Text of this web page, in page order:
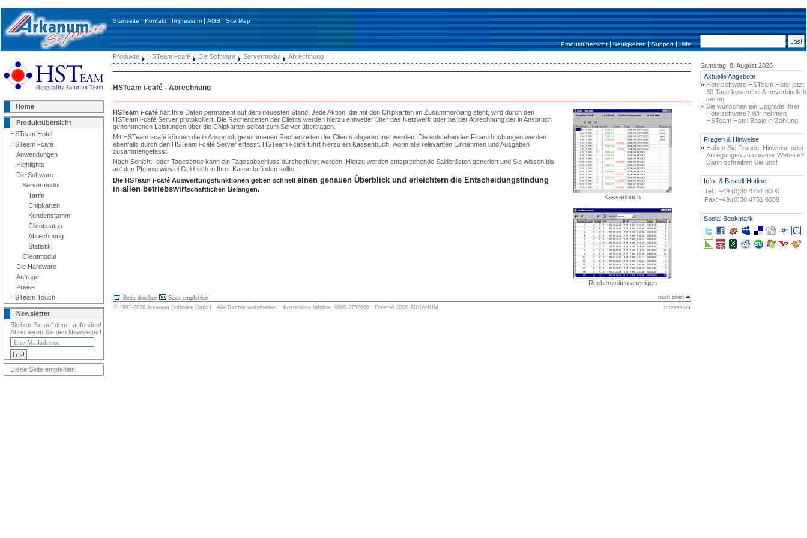
Startseite|Kontakt|Impressum|AGB|Site Map
Produktübersicht|Neuigkeiten|Support|Hilfe
Home
Produktübersicht
HSTeam Hotel
HSTeam i-café
Anwendungen
Highlights
Die Software
Servermodul
Tarife
Chipkarten
Kundenstamm
Clientstatus
Abrechnung
Statistik
Clientmodul
Die Hardware
Anfrage
Preise
HSTeam Touch
Newsletter
Bleiben Sie auf dem Laufenden!
Abbonieren Sie den Newsletter!
Diese Seite empfehlen!
Produkte HSTeam i-café Die Software Servermodul Abrechnung
HSTeam i-café - Abrechnung
HSTeam i-café hält Ihre Daten permanent auf dem neuesten Stand. Jede Aktion, die mit den Chipkarten im Zusammenhang steht, wird durch den
HSTeam i-café Server protokolliert. Die Rechenzeiten der Clients werden hierzu entweder über das Netzwerk oder bei der Abrechnung der in Anspruch
genommenen Leistungen über die Chipkarten selbst zum Server übertragen.
Mit HSTeam i-café können die in Anspruch genommenen Rechenzeiten der Clients abgerechnet werden. Die entstehenden Finanzbuchungen werden
ebenfalls durch den HSTeam i-café Server erfasst. HSTeam i-café führt hierzu ein Kassenbuch, worin alle relevanten Einnahmen und Ausgaben
zusammengefasst.
Nach Schicht- oder Tagesende kann ein Tagesabschluss durchgeführt werden. Hierzu werden entsprechende Saldenlisten generiert und Sie wissen bis
auf den Pfennig wieviel Geld sich in Ihrer Kasse befinden sollte.
Die HSTeam i-café Auswertungsfunktionen geben schnell einen genauen Überblick und erleichtern die Entscheidungsfindung
in allen betriebswirtschaftlichen Belangen.
Kassenbuch
Rechenzeiten anzeigen
Seite drucken Seite empfehlen
nach oben
© 1997-2026 Arkanum Software GmbH · Alle Rechte vorbehalten. · Kostenlose Infoline: 0800.2752686 · Freecall 0800.ARKANUM Impressum
Samstag, 8. August 2026
Aktuelle Angebote
Hotelsoftware HSTeam Hotel jetzt
30 Tage kostenfrei & unverbindlich
testen!
Sie wünschen ein Upgrade Ihrer
Hotelsoftware? Wir nehmen
HSTeam Hotel Basic in Zahlung!
Fragen & Hinweise
Haben Sie Fragen, Hinweise oder
Anregungen zu unserer Website?
Dann schreiben Sie uns!
Info- & Bestell-Hotline
Tel.: +49.(0)30.4751 6000
Fax: +49.(0)30.4751 6009
Social Bookmark